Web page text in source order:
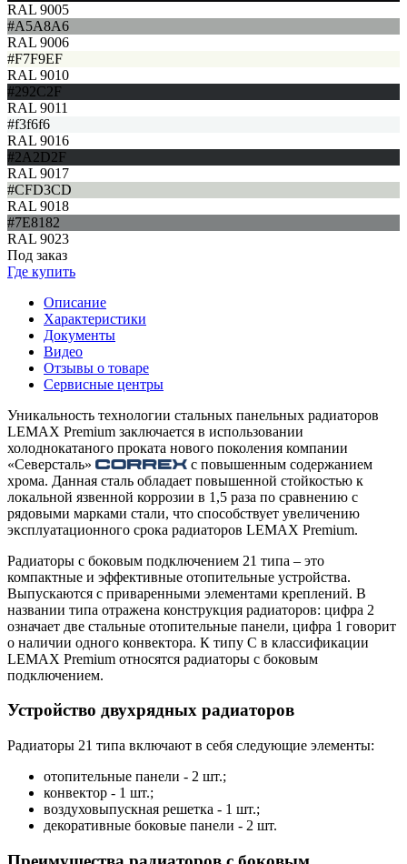
RAL 9005
#A5A8A6
RAL 9006
#F7F9EF
RAL 9010
#292C2F
RAL 9011
#f3f6f6
RAL 9016
#2A2D2F
RAL 9017
#CFD3CD
RAL 9018
#7E8182
RAL 9023
Под заказ
Где купить
Описание
Характеристики
Документы
Видео
Отзывы о товаре
Сервисные центры
Уникальность технологии стальных панельных радиаторов
LEMAX Premium заключается в использовании
холоднокатаного проката нового поколения компании
«Северсталь»
с повышенным содержанием
хрома. Данная сталь обладает повышенной стойкостью к
локальной язвенной коррозии в 1,5 раза по сравнению с
рядовыми марками стали, что способствует увеличению
эксплуатационного срока радиаторов LEMAX Premium.
Радиаторы с боковым подключением 21 типа – это
компактные и эффективные отопительные устройства.
Выпускаются с приваренными элементами креплений. В
названии типа отражена конструкция радиаторов: цифра 2
означает две стальные отопительные панели, цифра 1 говорит
о наличии одного конвектора. К типу C в классификации
LEMAX Premium относятся радиаторы с боковым
подключением.
Устройство двухрядных радиаторов
Радиаторы 21 типа включают в себя следующие элементы:
отопительные панели - 2 шт.;
конвектор - 1 шт.;
воздуховыпускная решетка - 1 шт.;
декоративные боковые панели - 2 шт.